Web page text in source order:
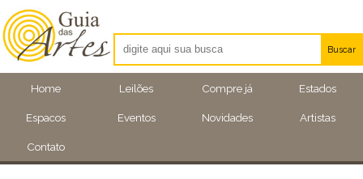
Home Leilões Compre já Estados
Espacos Eventos Novidades Artistas
Contato
Buscar
Artistas
Eventos